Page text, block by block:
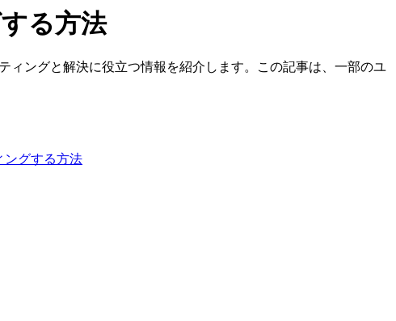
る方法
ィングと解決に役立つ情報を紹介します。この記事は、一部のユ
ングする方法